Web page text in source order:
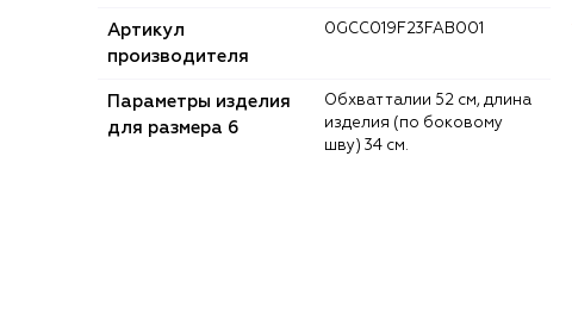
Артикул
производителя
0GCC019F23FAB001
Параметры изделия
для размера 6
Обхват талии 52 см, длина
изделия (по боковому
шву) 34 см.